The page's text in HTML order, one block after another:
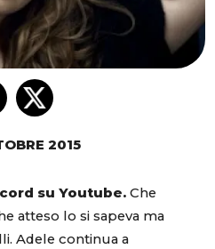
2015
su Youtube. Che
atteso lo si sapeva ma
Adele continua a